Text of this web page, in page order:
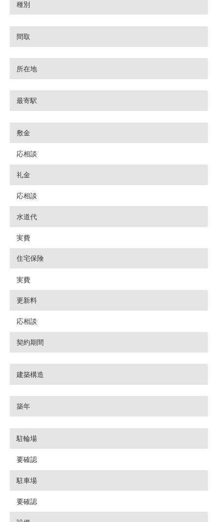
種別
間取
所在地
最寄駅
敷金
応相談
礼金
応相談
水道代
実費
住宅保険
実費
更新料
応相談
契約期間
建築構造
築年
駐輪場
要確認
駐車場
要確認